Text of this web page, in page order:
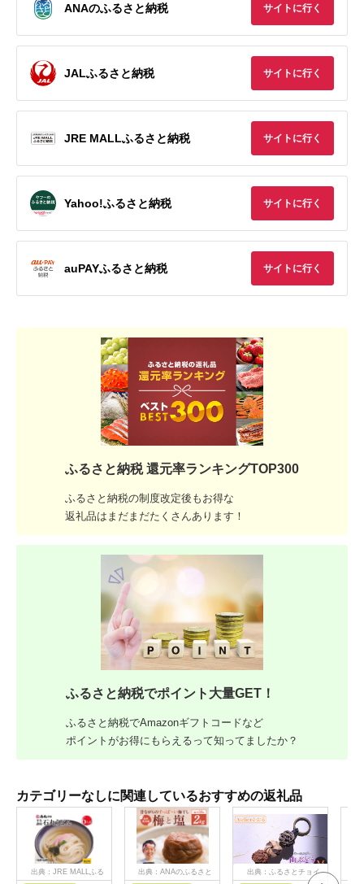
ANAのふるさと納税 サイトに行く
JALふるさと納税 サイトに行く
JRE MALLふるさと納税 サイトに行く
Yahoo!ふるさと納税 サイトに行く
auPAYふるさと納税 サイトに行く
ふるさと納税 還元率ランキングTOP300
ふるさと納税の制度改定後もお得な
返礼品はまだまだたくさんあります！
ふるさと納税でポイント大量GET！
ふるさと納税でAmazonギフトコードなど
ポイントがお得にもらえるって知ってましたか？
カテゴリーなしに関連しているおすすめの返礼品
出典：JRE MALLふる
出典：ANAのふるさと
出典：ふるさとチョイ